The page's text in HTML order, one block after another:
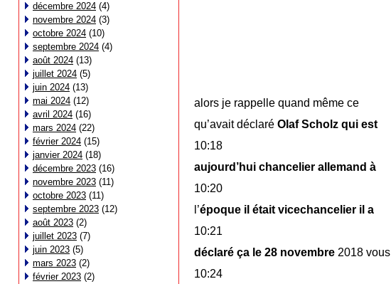
décembre 2024 (4)
novembre 2024 (3)
octobre 2024 (10)
septembre 2024 (4)
août 2024 (13)
juillet 2024 (5)
juin 2024 (13)
mai 2024 (12)
avril 2024 (16)
mars 2024 (22)
février 2024 (15)
janvier 2024 (18)
décembre 2023 (16)
novembre 2023 (11)
octobre 2023 (11)
septembre 2023 (12)
août 2023 (2)
juillet 2023 (7)
juin 2023 (5)
mars 2023 (2)
février 2023 (2)
alors je rappelle quand même ce
qu’avait déclaré Olaf Scholz qui est
10:18
aujourd’hui chancelier allemand à
10:20
l’époque il était vicechancelier il a
10:21
déclaré ça le 28 novembre 2018 vous
10:24